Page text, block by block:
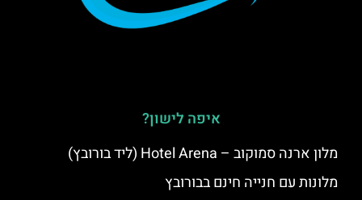
איפה לישון?
מלון ארנה סמוקוב – Hotel Arena (ליד בורובץ)
מלונות עם חנייה חינם בבורובץ